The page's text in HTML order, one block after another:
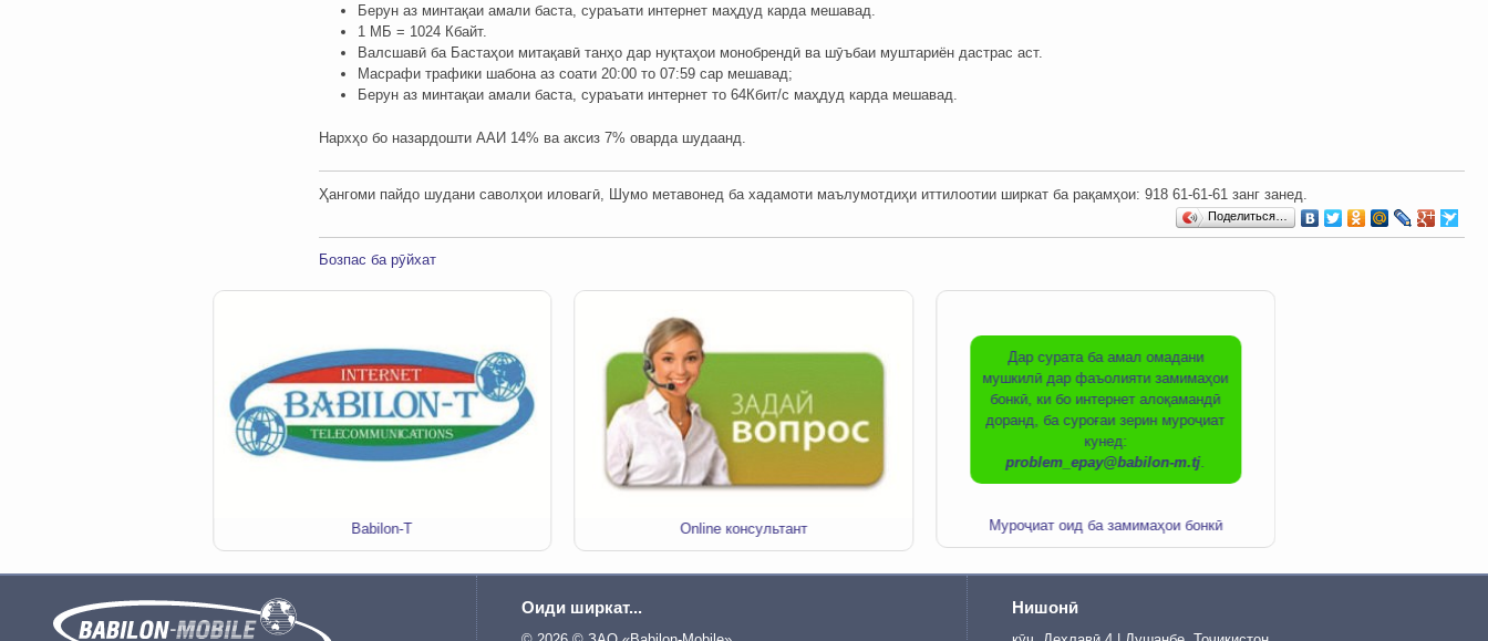
Берун аз минтақаи амали баста, сураъати интернет маҳдуд карда мешавад.
1 МБ = 1024 Кбайт.
Валсшавӣ ба Бастаҳои митақавӣ танҳо дар нуқтаҳои монобрендӣ ва шӯъбаи муштариён дастрас аст.
Масрафи трафики шабона аз соати 20:00 то 07:59 сар мешавад;
Берун аз минтақаи амали баста, сураъати интернет то 64Кбит/с маҳдуд карда мешавад.
Нархҳо бо назардошти ААИ 14% ва аксиз 7% оварда шудаанд.
Ҳангоми пайдо шудани саволҳои иловагӣ, Шумо метавонед ба хадамоти маълумотдиҳи иттилоотии ширкат ба рақамҳои: ‎‎918 61-61-61 занг занед.
Поделиться…
Бозпас ба рӯйхат
Babilon-T Online консультант
Дар сурата ба амал омадани
мушкилӣ дар фаъолияти замимаҳои
бонкӣ, ки бо интернет алоқамандӣ
доранд, ба суроғаи зерин муроҷиат
кунед:
problem_epay@babilon-m.tj.
Муроҷиат оид ба замимаҳои бонкӣ
Оиди ширкат... Нишонӣ